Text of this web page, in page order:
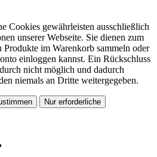
Cookies gewährleisten ausschließlich
unserer Webseite. Sie dienen zum
Produkte im Warenkorb sammeln oder
einloggen kannst. Ein Rückschluss
nicht möglich und dadurch
niemals an Dritte weitergegeben.
Nur erforderliche